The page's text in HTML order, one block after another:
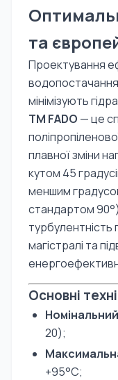
та
Проектування
мінімізують
TM FADO — це
плавної зміни
кутом 45
меншим
стандартом
турбулентність
магістралі та
Основні
20);
+95°С;